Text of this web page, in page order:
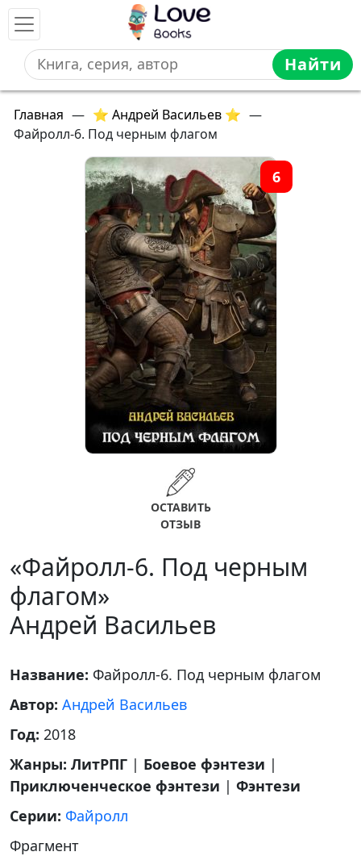
Найти
Главная — ⭐ Андрей Васильев ⭐ —
Файролл-6. Под черным флагом
6
ОСТАВИТЬ
ОТЗЫВ
«Файролл-6. Под черным
флагом»
Андрей Васильев
Название: Файролл-6. Под черным флагом
Автор: Андрей Васильев
Год: 2018
Жанры: ЛитРПГ | Боевое фэнтези |
Приключенческое фэнтези | Фэнтези
Серии: Файролл
Фрагмент